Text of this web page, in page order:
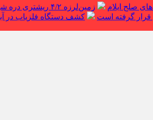
زمین‌لرزه ۴/۲ ریشتری دره شهر را لرزاند
قرار گرفته است
کشف دستگاه فلزیاب در